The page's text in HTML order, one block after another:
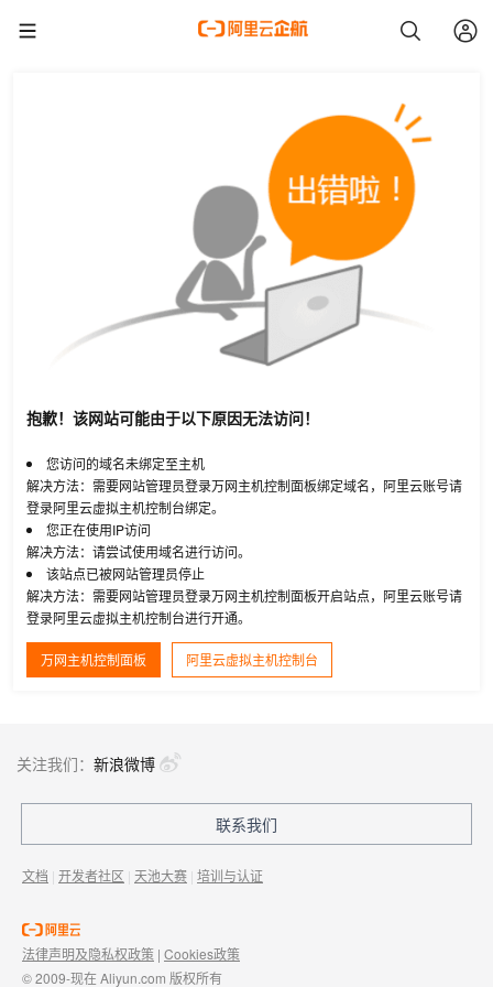
抱歉！该网站可能由于以下原因无法访问！
您访问的域名未绑定至主机
解决方法：需要网站管理员登录万网主机控制面板绑定域名，阿里云账号请
登录阿里云虚拟主机控制台绑定。
您正在使用IP访问
解决方法：请尝试使用域名进行访问。
该站点已被网站管理员停止
解决方法：需要网站管理员登录万网主机控制面板开启站点，阿里云账号请
登录阿里云虚拟主机控制台进行开通。
万网主机控制面板 阿里云虚拟主机控制台